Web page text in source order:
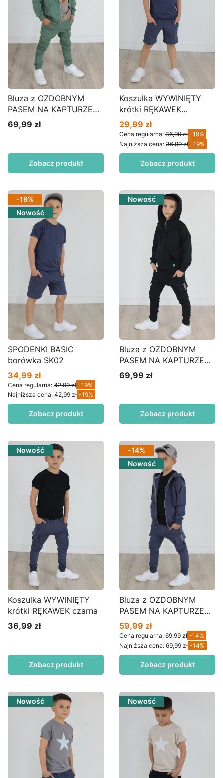
Bluza z OZDOBNYM
PASEM NA KAPTURZE
matcha BZ01
Cena
69,99 zł
Zobacz produkt
Koszulka WYWINIĘTY
krótki RĘKAWEK
borówka
Cena promocyjna
29,99 zł
Cena regularna: 36,99 zł -19%
Najniższa cena: 36,99 zł -19%
Zobacz produkt
-19%
Nowość
SPODENKI BASIC
borówka SK02
Cena promocyjna
34,99 zł
Cena regularna: 42,99 zł -19%
Najniższa cena: 42,99 zł -19%
Zobacz produkt
Nowość
Bluza z OZDOBNYM
PASEM NA KAPTURZE
czarna BZ01
Cena
69,99 zł
Zobacz produkt
Nowość
Koszulka WYWINIĘTY
krótki RĘKAWEK czarna
Cena
36,99 zł
Zobacz produkt
-14%
Nowość
Bluza z OZDOBNYM
PASEM NA KAPTURZE
borówka BZ01
Cena promocyjna
59,99 zł
Cena regularna: 69,99 zł -14%
Najniższa cena: 69,99 zł -14%
Zobacz produkt
Nowość Nowość